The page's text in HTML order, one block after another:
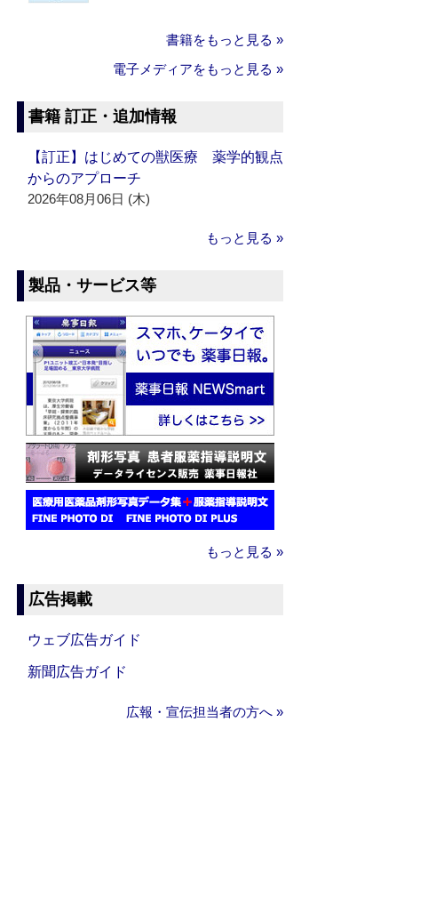
書籍をもっと見る »
電子メディアをもっと見る »
書籍 訂正・追加情報
【訂正】はじめての獣医療 薬学的観点
からのアプローチ
2026年08月06日 (木)
もっと見る »
製品・サービス等
もっと見る »
広告掲載
ウェブ広告ガイド
新聞広告ガイド
広報・宣伝担当者の方へ »